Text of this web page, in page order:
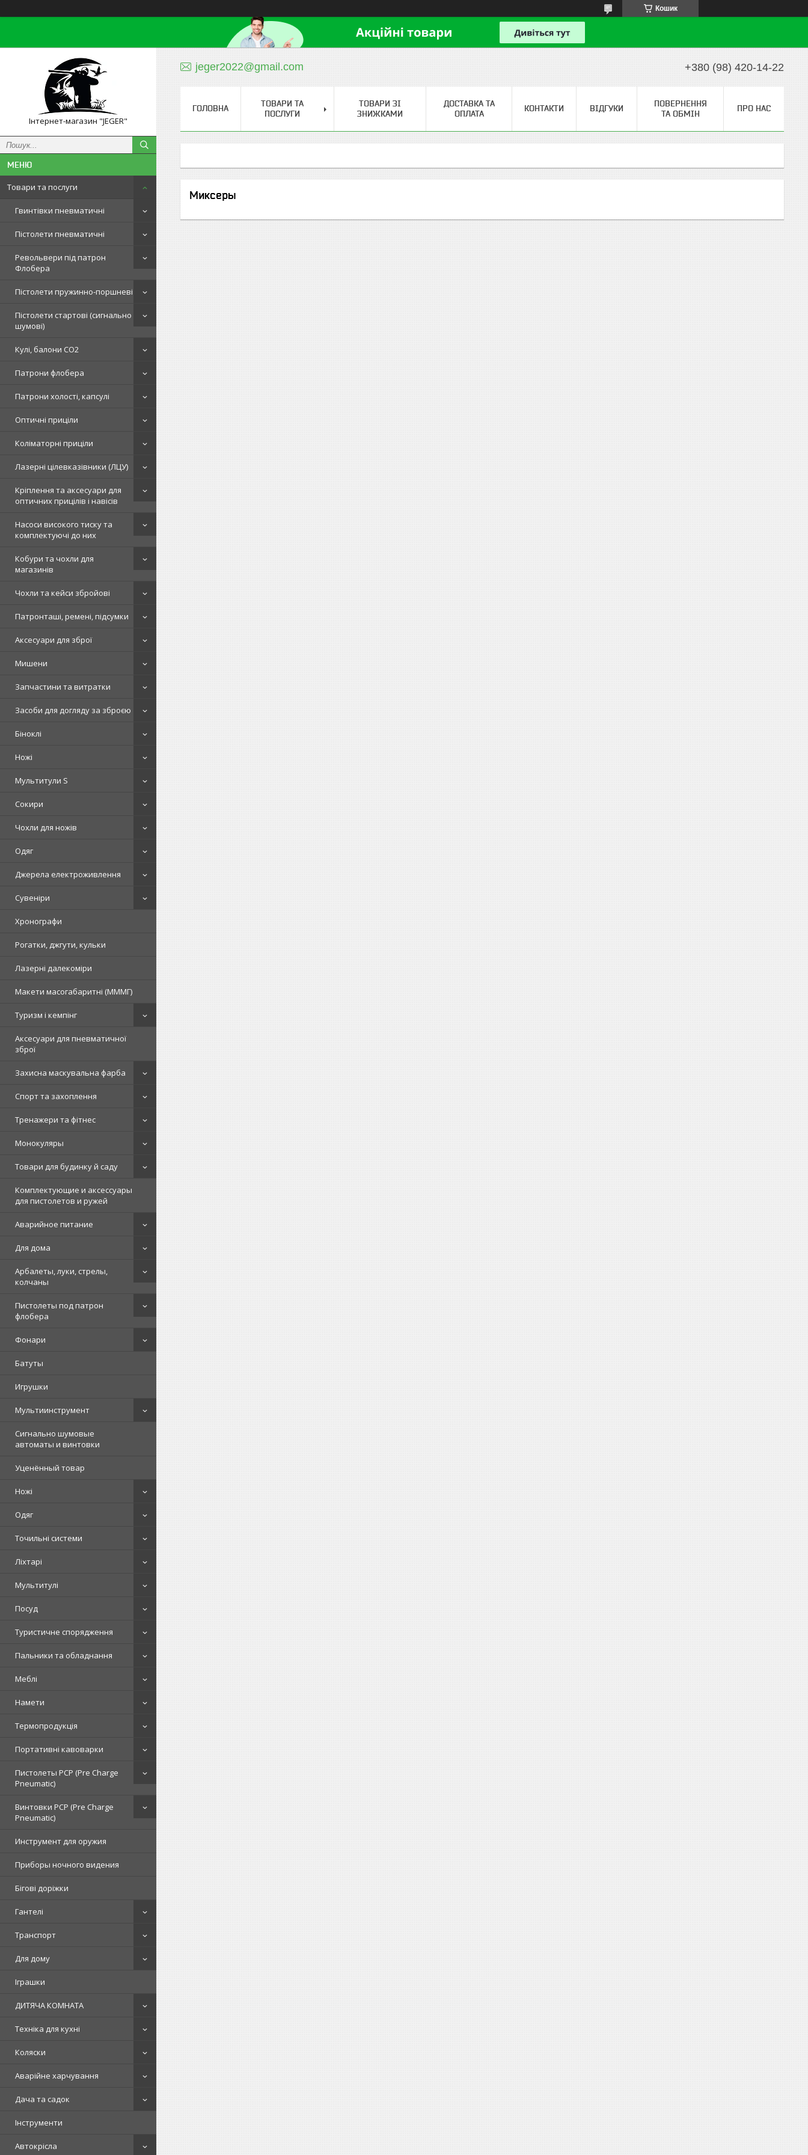
Кошик
Інтернет-магазин "JEGER"
Товари та послуги
Гвинтівки пневматичні
Пістолети пневматичні
Револьвери під патрон
Флобера
Пістолети пружинно-поршневі
Пістолети стартові (сигнально
шумові)
Кулі, балони СО2
Патрони флобера
Патрони холості, капсулі
Оптичні приціли
Коліматорні приціли
Лазерні цілевказівники (ЛЦУ)
Кріплення та аксесуари для
оптичних прицілів і навісів
Насоси високого тиску та
комплектуючі до них
Кобури та чохли для
магазинів
Чохли та кейси збройові
Патронташі, ремені, підсумки
Аксесуари для зброї
Мишени
Запчастини та витратки
Засоби для догляду за зброєю
Біноклі
Ножі
Мультитули S
Сокири
Чохли для ножів
Одяг
Джерела електроживлення
Сувеніри
Хронографи
Рогатки, джгути, кульки
Лазерні далекоміри
Макети масогабаритні (МММГ)
Туризм і кемпінг
Аксесуари для пневматичної
зброї
Захисна маскувальна фарба
Спорт та захоплення
Тренажери та фітнес
Монокуляры
Товари для будинку й саду
Комплектующие и аксессуары
для пистолетов и ружей
Аварийное питание
Для дома
Арбалеты, луки, стрелы,
колчаны
Пистолеты под патрон
флобера
Фонари
Батуты
Игрушки
Мультиинструмент
Сигнально шумовые
автоматы и винтовки
Уценённый товар
Ножі
Одяг
Точильні системи
Ліхтарі
Мультитулі
Посуд
Туристичне спорядження
Пальники та обладнання
Меблі
Намети
Термопродукція
Портативні кавоварки
Пистолеты PCP (Pre Charge
Pneumatic)
Винтовки PCP (Pre Charge
Pneumatic)
Инструмент для оружия
Приборы ночного видения
Бігові доріжки
Гантелі
Транспорт
Для дому
Іграшки
ДИТЯЧА КОМНАТА
Техніка для кухні
Коляски
Аварійне харчування
Дача та садок
Інструменти
Автокрісла
jeger2022@gmail.com +380 (98) 420-14-22
ГОЛОВНА
ТОВАРИ ТА
ПОСЛУГИ
ТОВАРИ ЗІ
ЗНИЖКАМИ
ДОСТАВКА ТА
ОПЛАТА
КОНТАКТИ ВІДГУКИ
ПОВЕРНЕННЯ
ТА ОБМІН
ПРО НАС
Миксеры